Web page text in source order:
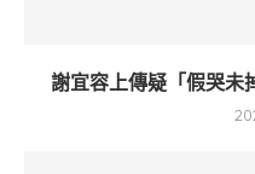
謝宜容上傳疑「假哭